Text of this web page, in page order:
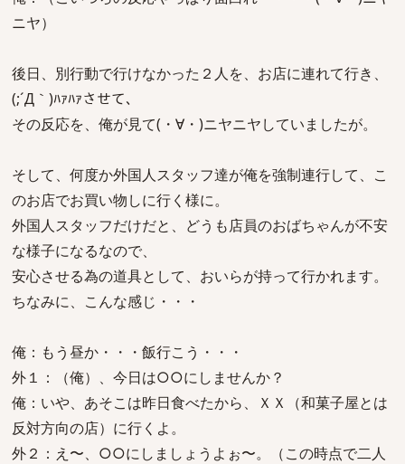
ニヤ）
後日、別行動で行けなかった２人を、お店に連れて行き、
(;´Д｀)ﾊｧﾊｧさせて、
その反応を、俺が見て(・∀・)ニヤニヤしていましたが。
そして、何度か外国人スタッフ達が俺を強制連行して、こ
のお店でお買い物しに行く様に。
外国人スタッフだけだと、どうも店員のおばちゃんが不安
な様子になるなので、
安心させる為の道具として、おいらが持って行かれます。
ちなみに、こんな感じ・・・
俺：もう昼か・・・飯行こう・・・
外１：（俺）、今日は○○にしませんか？
俺：いや、あそこは昨日食べたから、ＸＸ（和菓子屋とは
反対方向の店）に行くよ。
外２：え〜、○○にしましょうよぉ〜。（この時点で二人